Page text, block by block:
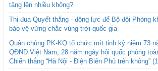
tăng lên nhiều không?
Thi đua Quyết thắng - động lực để Bộ đội Phòng
bảo vệ vững chắc vùng trời quốc gia
Quân chủng PK-KQ tổ chức mít tinh kỷ niệm 73
QĐND Việt Nam, 28 năm ngày hội quốc phòng
Chiến thắng “Hà Nội - Điện Biên Phủ trên không”